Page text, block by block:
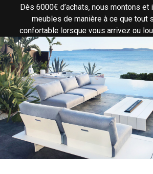
Dès 6000€ d’achats, nous montons
meubles de manière à ce que tout
confortable lorsque vous arrivez ou